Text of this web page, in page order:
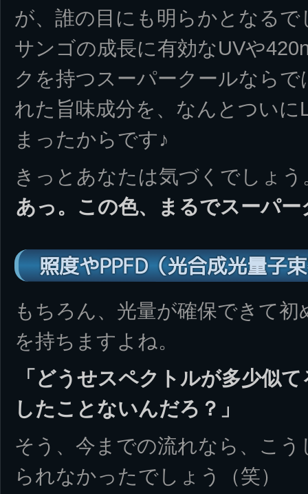
が、誰の目にも明らかとなる
サンゴの成長に有効なUVや
クを持つスーパークールならで
れた旨味成分を、なんとつい
まったからです♪
きっとあなたは気づくでしょう
あっ。この色、まるでスーパ
照度やPPFD（光合成光量子
もちろん、光量が確保できて
を持ちますよね。
「どうせスペクトルが多少似
したことないんだろ？」
そう、今までの流れなら、こ
られなかったでしょう（笑）